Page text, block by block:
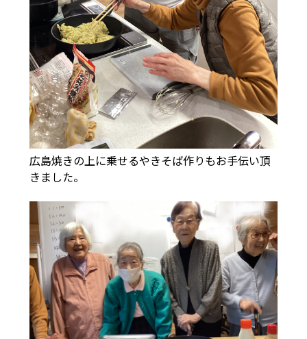
広島焼きの上に乗せるやきそば作りもお手伝い頂
きました。